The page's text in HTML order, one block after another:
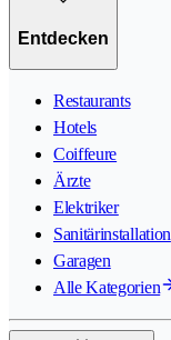
Entdecken
Restaurants
Hotels
Coiffeure
Ärzte
Elektriker
Sanitärinstallation
Garagen
Alle Kategorien